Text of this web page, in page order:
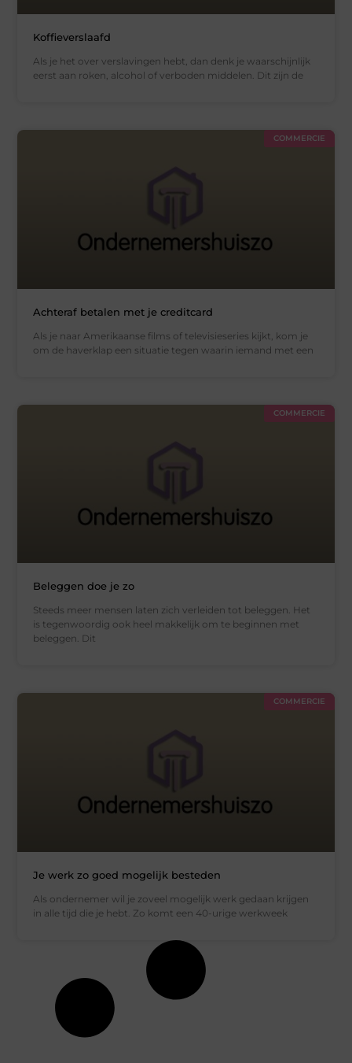
Koffieverslaafd
Als je het over verslavingen hebt, dan denk je waarschijnlijk
eerst aan roken, alcohol of verboden middelen. Dit zijn de
COMMERCIE
Achteraf betalen met je creditcard
Als je naar Amerikaanse films of televisieseries kijkt, kom je
om de haverklap een situatie tegen waarin iemand met een
COMMERCIE
Beleggen doe je zo
Steeds meer mensen laten zich verleiden tot beleggen. Het
is tegenwoordig ook heel makkelijk om te beginnen met
beleggen. Dit
COMMERCIE
Je werk zo goed mogelijk besteden
Als ondernemer wil je zoveel mogelijk werk gedaan krijgen
in alle tijd die je hebt. Zo komt een 40-urige werkweek